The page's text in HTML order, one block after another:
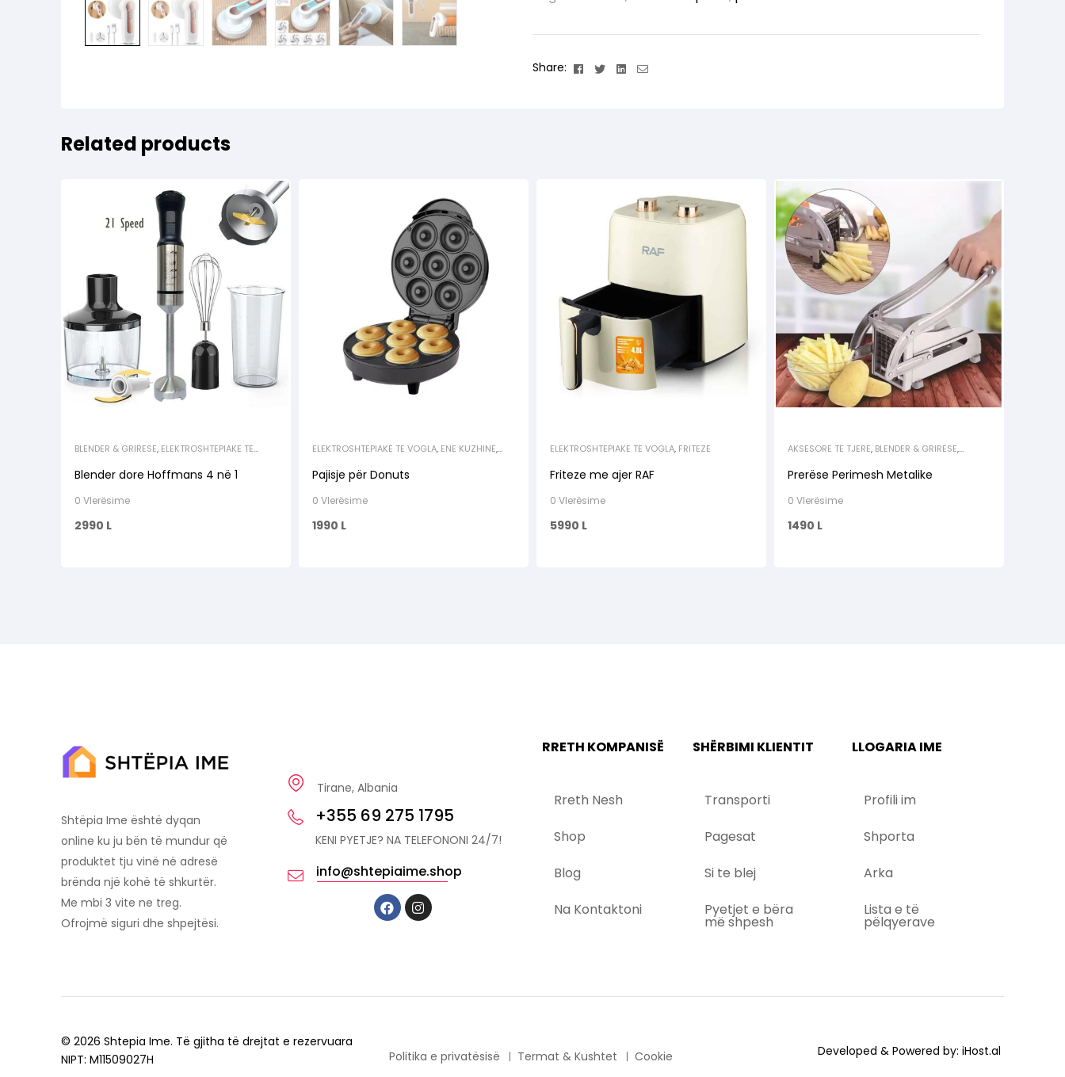
Share: Facebook
TwitterLinkedin
Email
Related products
BLENDER & GRIRESE, ELEKTROSHTEPIAKE TE
Blender dore Hoffmans 4 në 1
0 Vlerësime
2990 L
ELEKTROSHTEPIAKE TE VOGLA, ENE KUZHINE,
/ GRILLE
Pajisje për Donuts
0 Vlerësime
1990 L
ELEKTROSHTEPIAKE TE VOGLA, FRITEZE
Friteze me ajer RAF
0 Vlerësime
5990 L
AKSESORE TE TJERE, BLENDER & GRIRESE,
VOGLA,ENE KUZHINE,PRODUKTE GATIMI
Prerëse Perimesh Metalike
0 Vlerësime
1490 L
Shtëpia Ime është dyqan
online ku ju bën të mundur që
produktet tju vinë në adresë
brënda një kohë të shkurtër.
Me mbi 3 vite ne treg.
Ofrojmë siguri dhe shpejtësi.
Tirane, Albania
+355 69 275 1795
KENI PYETJE? NA TELEFONONI 24/7!
info@shtepiaime.shop
RRETH KOMPANISË
Rreth Nesh
Shop
Blog
Na Kontaktoni
SHËRBIMI KLIENTIT
Transporti
Pagesat
Si te blej
Pyetjet e bëra
më shpesh
LLOGARIA IME
Profili im
Shporta
Arka
Lista e të
pëlqyerave
© 2026 Shtepia Ime. Të gjitha të drejtat e rezervuara
NIPT: M11509027H
Politika e privatësisë Termat & Kushtet Cookie Developed & Powered by: iHost.al